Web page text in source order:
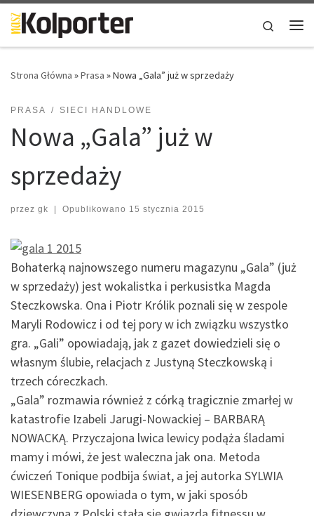
Skip to content
Search
Strona Główna »Prasa »Nowa „Gala” już w sprzedaży
PRASA SIECI HANDLOWE
Nowa „Gala” już w
sprzedaży
przez gk | Opublikowano 15 stycznia 2015
Bohaterką najnowszego numeru magazynu „Gala” (już
w sprzedaży) jest wokalistka i perkusistka Magda
Steczkowska. Ona i Piotr Królik poznali się w zespole
Maryli Rodowicz i od tej pory w ich związku wszystko
gra. „Gali” opowiadają, jak z gazet dowiedzieli się o
własnym ślubie, relacjach z Justyną Steczkowską i
trzech córeczkach.
„Gala” rozmawia również z córką tragicznie zmarłej w
katastrofie Izabeli Jarugi-Nowackiej – BARBARĄ
NOWACKĄ. Przyczajona lwica lewicy podąża śladami
mamy i mówi, że jest waleczna jak ona. Metoda
ćwiczeń Tonique podbija świat, a jej autorka SYLWIA
WIESENBERG opowiada o tym, w jaki sposób